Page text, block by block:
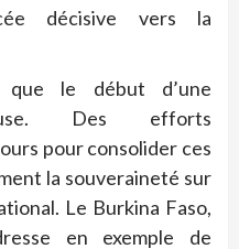
décisive vers la
le début d’une
Des efforts
pour consolider ces
la souveraineté sur
Le Burkina Faso,
en exemple de